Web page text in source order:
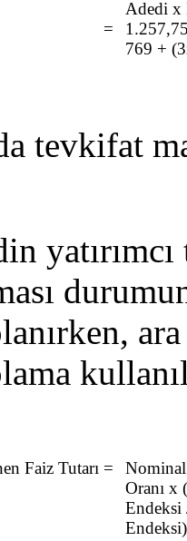
Adedi x
=
769 +
tevkifat
Faiz Tutarı =
Oranı x
Endeksi